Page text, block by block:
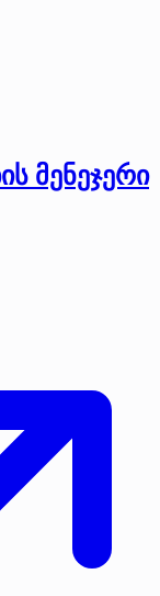
მენეჯერი